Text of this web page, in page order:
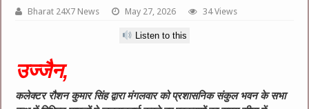
Bharat 24X7 News May 27, 2026 34 Views
Listen to this
उज्जैन,
कलेक्‍टर रौशन कुमार सिंह द्वारा मंगलवार को प्रशासनिक संकुल भवन के सभा